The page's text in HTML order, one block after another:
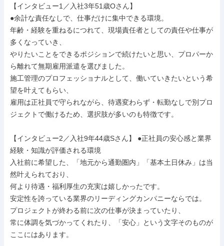
【インタビュー1／入社3年51歳Oさん】
●余計な責任なしで、仕事だけに集中できる環境。
年齢・経験を重ねるにつれて、現場責任者としての責任や仕事が
多くなっていき、
やりたいことをできるポジションで続けたいと思い、プロパーか
ら離れて無期雇用派遣を選びました。
施工管理のプロフェッショナルとして、働いていきたいという希
望を叶えてもらい、
雇用は正社員で守られながら、待遇変わらず・転勤なしで別プロ
ジェクトで働けるため、選択肢が多いのも特徴です。
【インタビュー2／入社9年44歳Sさん】 ●正社員の安心感と業界
経験・知識が評価される環境
入社前に希望した、「地元から通勤圏内」「基本土日休み」は当
然叶えられており、
何より待遇・福利厚生の充実は嬉しかったです。
安定性を誇っている業界のリーディングカンパニーならでは。
プロジェクトが終わる前に次の仕事が決まっていたり、
常に体調を気づかってくれたり、「安心」という文字そのものが
ここにはあります。